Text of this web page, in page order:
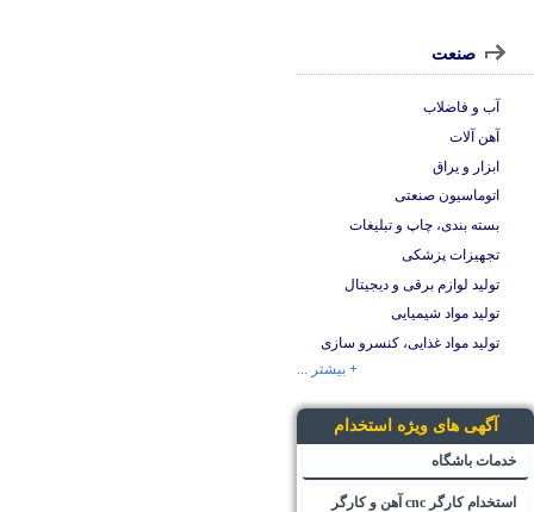
صنعت
آب و فاضلاب
آهن آلات
ابزار و یراق
اتوماسیون صنعتی
بسته بندی، چاپ و تبلیغات
تجهیزات پزشکی
تولید لوازم برقی و دیجیتال
تولید مواد شیمیایی
تولید مواد غذایی، کنسرو سازی
+ بیشتر ...
آگهی های ویژه استخدام
خدمات باشگاه
استخدام کارگر cnc آهن و کارگر